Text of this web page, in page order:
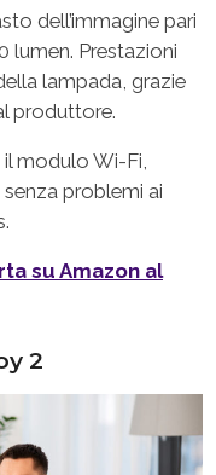
dell’immagine pari
lumen. Prestazioni
lampada, grazie
produttore.
modulo Wi-Fi,
problemi ai
su Amazon al
2